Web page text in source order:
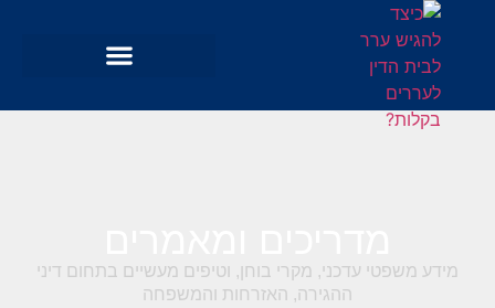
מידע משפטי עדכני, מקרי בוחן, וטיפים מעשיים בתחום דיני
ההגירה, האזרחות והמשפחה